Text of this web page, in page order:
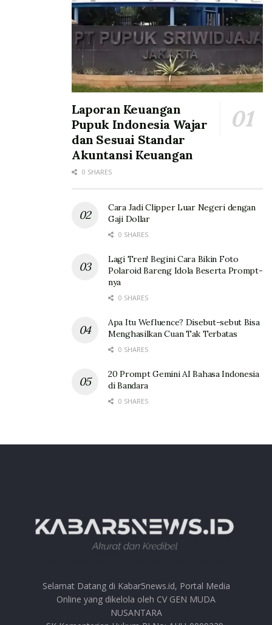
Laporan Keuangan
Pupuk Indonesia Wajar
dan Sesuai Standar
Akuntansi Keuangan
0 SHARES
Cara Jadi Clipper Luar Negeri dengan
Gaji Dollar
0 SHARES
Lagi Tren! Begini Cara Bikin Foto
Polaroid Bareng Idola Beserta Prompt-
nya
0 SHARES
Apa Itu Wefluence? Disebut-sebut Bisa
Menghasilkan Cuan Tak Terbatas
0 SHARES
20 Prompt Gemini AI Bahasa Indonesia
di Bandara
0 SHARES
Selamat Datang di Kabar5news.id, Portal Media
Online yang dikelola oleh CV GEN MUDA
NUSANTARA